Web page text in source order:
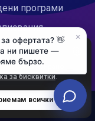
програми
предложения
от: Studio X
за бисквитки.
всички
×
офертата? 👋
ни пишете —
бързо.